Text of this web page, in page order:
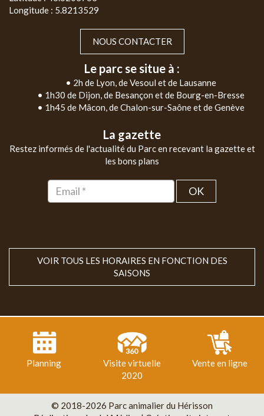
Longitude : 5.8213529
NOUS CONTACTER
Le parc se situe à :
• 2h de Lyon, de Vesoul et de Lausanne
• 1h30 de Dijon, de Besançon et de Bourg-en-Bresse
• 1h45 de Mâcon, de Chalon-sur-Saône et de Genève
La gazette
Restez informés de l'actualité du Parc en recevant la gazette et
les bons plans
OK
VOIR TOUS LES HORAIRES EN FONCTION DES
SAISONS
Planning
Visite virtuelle
2020
Vente en ligne
© 2018-2026 Parc animalier du Hérisson